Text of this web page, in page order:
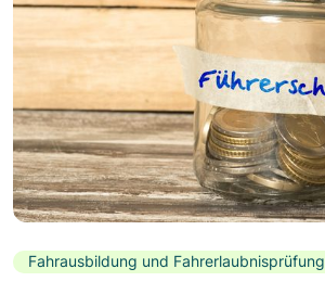
Fahrausbildung und Fahrerlaubnisprüfung